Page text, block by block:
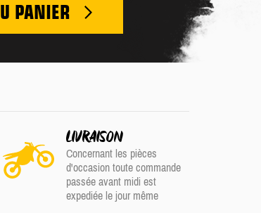
PANIER
LIVRAISON
Concernant les pièces
d'occasion toute commande
passée avant midi est
expediée le jour même